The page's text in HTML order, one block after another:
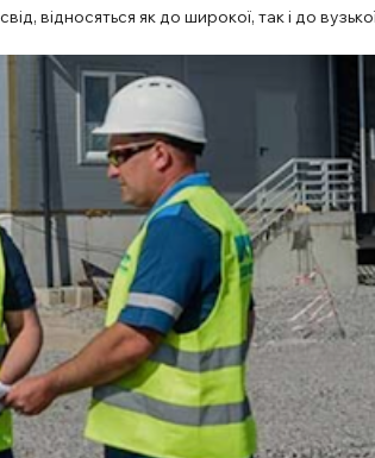
відносяться як до широкої, так і до